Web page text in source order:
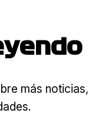
más noticias,